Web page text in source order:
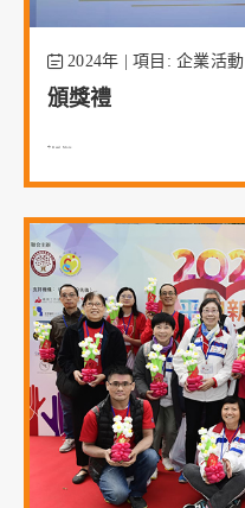
2024年 | 項目: 企業活動
頒獎禮